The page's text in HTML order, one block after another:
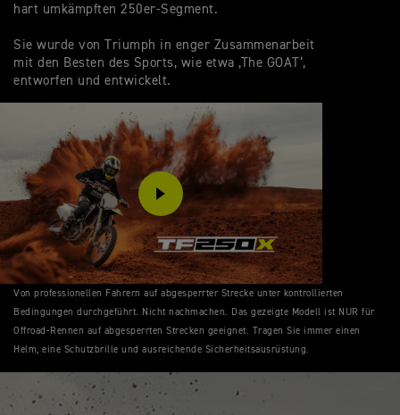
hart umkämpften 250er-Segment.
Sie wurde von Triumph in enger Zusammenarbeit
mit den Besten des Sports, wie etwa ‚The GOAT‘,
entworfen und entwickelt.
PLAY
Von professionellen Fahrern auf abgesperrter Strecke unter kontrollierten
Bedingungen durchgeführt. Nicht nachmachen. Das gezeigte Modell ist NUR für
Offroad-Rennen auf abgesperrten Strecken geeignet. Tragen Sie immer einen
Helm, eine Schutzbrille und ausreichende Sicherheitsausrüstung.